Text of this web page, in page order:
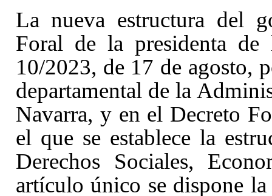
La nueva estructura del
Foral de la presidenta
10/2023, de 17 de agosto,
departamental de la
Navarra, y en el Decreto
el que se establece la
Derechos Sociales,
artículo único se dispone